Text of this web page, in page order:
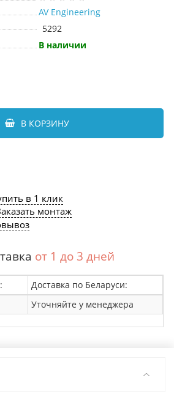
AV Engineering
5292
В наличии
В КОРЗИНУ
в 1 клик
монтаж
от 1 до 3 дней
Доставка по Беларуси:
Уточняйте у менеджера